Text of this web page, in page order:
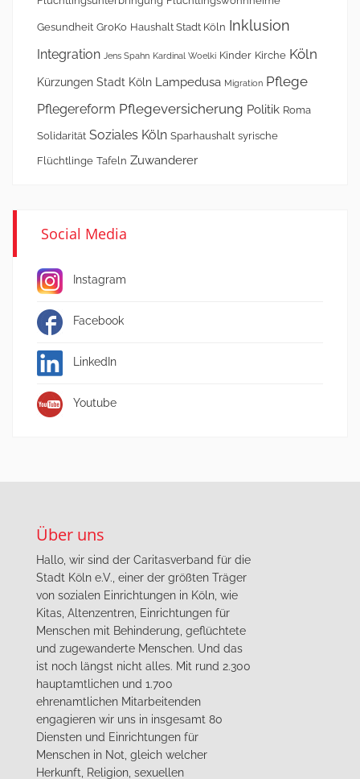
Gesundheit GroKo Haushalt Stadt Köln Inklusion
Integration Jens Spahn Kardinal Woelki Kinder Kirche Köln
Kürzungen Stadt Köln Lampedusa Migration Pflege
Pflegereform Pflegeversicherung Politik Roma
Solidarität Soziales Köln Sparhaushalt syrische
Flüchtlinge Tafeln Zuwanderer
Social Media
Instagram
Facebook
LinkedIn
Youtube
Über uns
Hallo, wir sind der Caritasverband für die
Stadt Köln e.V., einer der größten Träger
von sozialen Einrichtungen in Köln, wie
Kitas, Altenzentren, Einrichtungen für
Menschen mit Behinderung, geflüchtete
und zugewanderte Menschen. Und das
ist noch längst nicht alles. Mit rund 2.300
hauptamtlichen und 1.700
ehrenamtlichen Mitarbeitenden
engagieren wir uns in insgesamt 80
Diensten und Einrichtungen für
Menschen in Not, gleich welcher
Herkunft, Religion, sexuellen